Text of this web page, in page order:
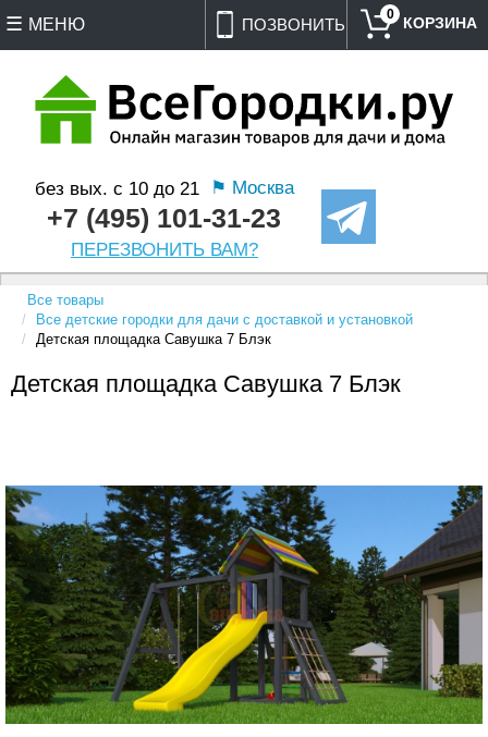
ПОЗВОНИТЬ
без вых. с 10 до 21 ⚑ Москва
+7 (495) 101-31-23
ПЕРЕЗВОНИТЬ ВАМ?
0
МЕНЮ
Все товары
Все детские городки для дачи с доставкой и установкой
Детская площадка Савушка 7 Блэк
Детская площадка Савушка 7 Блэк